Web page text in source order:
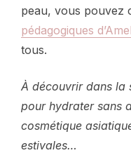
peau, vous pouvez
pédagogiques
tous.
À découvrir dans la
pour hydrater sans
cosmétique
estivales…